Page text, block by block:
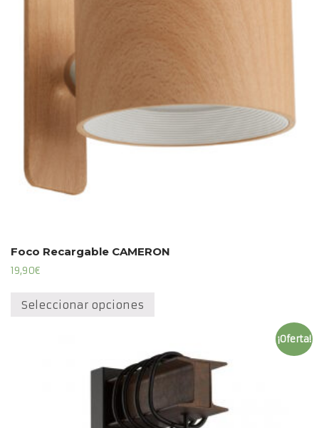
Foco Recargable CAMERON
19,90€
Seleccionar opciones
variantes.
Las
opciones
pueden
¡Oferta!